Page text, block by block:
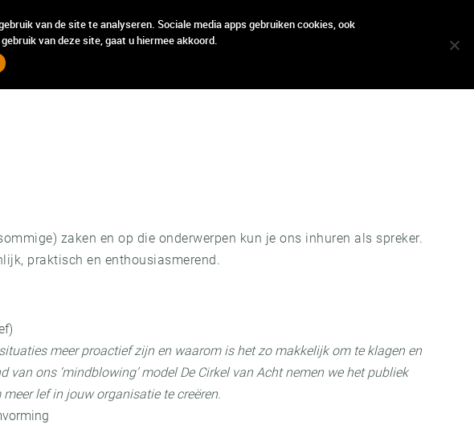
wij locatie contact
wij locatie contact
zaken en op die onderwerpen kun je ons inhuren als spreker.
praktisch en enthousiasmerend.
meer proactief zijn en waarom is het zo makkelijk om te klagen en
van ons ‘mindblowing’ model De Cirkel van Acht nemen we het publiek
lef in jouw organisatie te creëren.
van de site te analyseren. Sociale media apps gebruiken cookies, ook
van deze site, gaat u hiermee akkoord.